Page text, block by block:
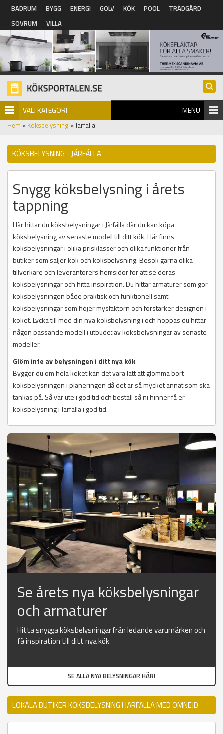
Hoppa till huvudinnehåll
BADRUM BYGG ENERGI GOLV KÖK POOL
TRÄDGÅRD
SOVRUM
VILLA
VÄLJ KATEGORI MENU
Hem » Köksbelysning » Järfälla
KÖKSBELYSNING - JÄRFÄLLA
Snygg köksbelysning i årets
tappning
Här hittar du köksbelysningar i Järfälla där du kan köpa
köksbelysning av senaste modell till ditt kök. Här finns
köksbelysningar i olika prisklasser och olika funktioner från
butiker som säljer kök och köksbelysning. Besök gärna olika
tillverkare och leverantörers hemsidor för att se deras
köksbelysningar och hitta inspiration. Du hittar armaturer som gör
köksbelysningen både praktisk och funktionell samt
köksbelysningar som höjer mysfaktorn och förstärker designen i
köket. Lycka till med din nya köksbelysning i och hoppas du hittar
någon passande modell i utbudet av köksbelysningar av senaste
modeller.
Glöm inte av belysningen i ditt nya kök
Bygger du om hela köket kan det vara lätt att glömma bort
köksbelysningen i planeringen då det är så mycket annat som ska
tänkas på. Så var ute i god tid och beställ så ni hinner få er
köksbelysning i Järfälla i god tid.
Se årets nya köksbelysningar
och armaturer
Hitta snygga köksbelysningar från ledande varumärken och
få inspiration till ditt nya kök
SE ALLA NYA BELYSNINGAR HÄR!
LOKALA BUTIKER KÖKSBELYSNING I JÄRFÄLLA MED OMNEJD